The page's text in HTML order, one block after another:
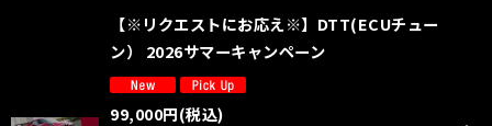
絞り込む
【※リクエストにお応え※】DTT(ECUチュー
ン） 2026サマーキャンペーン
99,000円(税込)